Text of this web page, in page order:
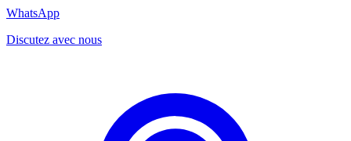
WhatsApp
Discutez avec nous